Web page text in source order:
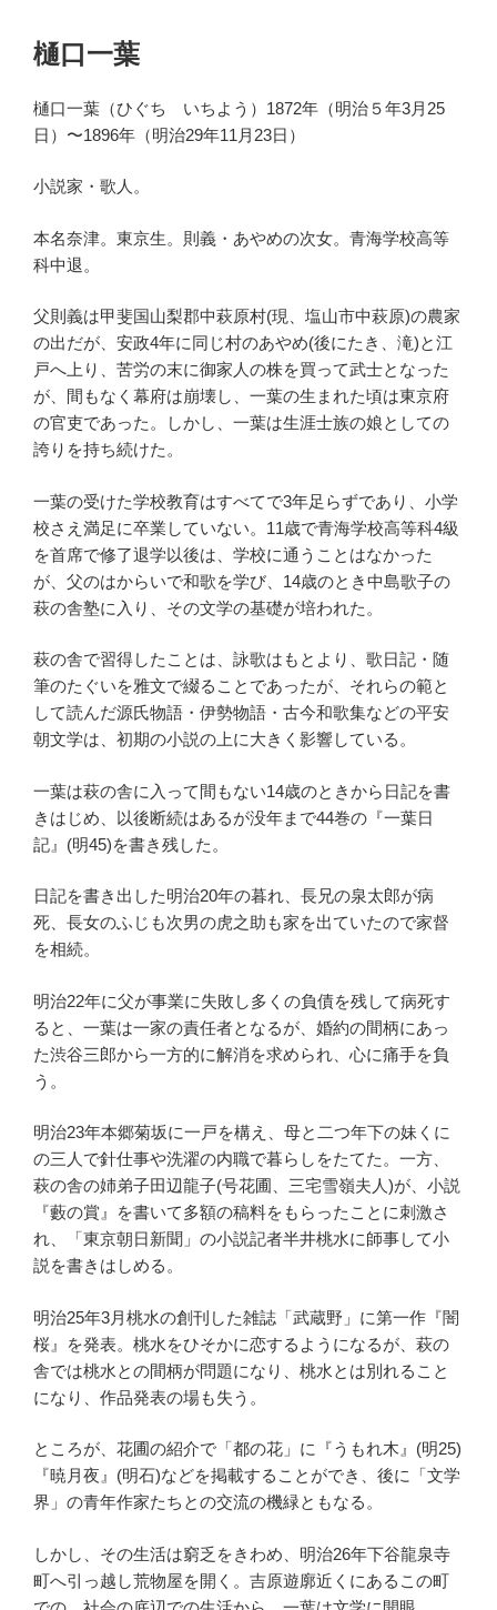
樋口一葉
樋口一葉（ひぐち いちよう）1872年（明治５年3月25
日）〜1896年（明治29年11月23日）
小説家・歌人。
本名奈津。東京生。則義・あやめの次女。青海学校高等
科中退。
父則義は甲斐国山梨郡中萩原村(現、塩山市中萩原)の農家
の出だが、安政4年に同じ村のあやめ(後にたき、滝)と江
戸へ上り、苦労の末に御家人の株を買って武士となった
が、間もなく幕府は崩壊し、一葉の生まれた頃は東京府
の官吏であった。しかし、一葉は生涯士族の娘としての
誇りを持ち続けた。
一葉の受けた学校教育はすべてで3年足らずであり、小学
校さえ満足に卒業していない。11歳で青海学校高等科4級
を首席で修了退学以後は、学校に通うことはなかった
が、父のはからいで和歌を学び、14歳のとき中島歌子の
萩の舎塾に入り、その文学の基礎が培われた。
萩の舎で習得したことは、詠歌はもとより、歌日記・随
筆のたぐいを雅文で綴ることであったが、それらの範と
して読んだ源氏物語・伊勢物語・古今和歌集などの平安
朝文学は、初期の小説の上に大きく影響している。
一葉は萩の舎に入って間もない14歳のときから日記を書
きはじめ、以後断続はあるが没年まで44巻の『一葉日
記』(明45)を書き残した。
日記を書き出した明治20年の暮れ、長兄の泉太郎が病
死、長女のふじも次男の虎之助も家を出ていたので家督
を相続。
明治22年に父が事業に失敗し多くの負債を残して病死す
ると、一葉は一家の責任者となるが、婚約の間柄にあっ
た渋谷三郎から一方的に解消を求められ、心に痛手を負
う。
明治23年本郷菊坂に一戸を構え、母と二つ年下の妹くに
の三人で針仕事や洗濯の内職で暮らしをたてた。一方、
萩の舎の姉弟子田辺龍子(号花圃、三宅雪嶺夫人)が、小説
『藪の賞』を書いて多額の稿料をもらったことに刺激さ
れ、「東京朝日新聞」の小説記者半井桃水に師事して小
説を書きはしめる。
明治25年3月桃水の創刊した雑誌「武蔵野」に第一作『闇
桜』を発表。桃水をひそかに恋するようになるが、萩の
舎では桃水との間柄が問題になり、桃水とは別れること
になり、作品発表の場も失う。
ところが、花圃の紹介で「都の花」に『うもれ木』(明25)
『暁月夜』(明石)などを掲載することができ、後に「文学
界」の青年作家たちとの交流の機緑ともなる。
しかし、その生活は窮乏をきわめ、明治26年下谷龍泉寺
町へ引っ越し荒物屋を開く。吉原遊廓近くにあるこの町